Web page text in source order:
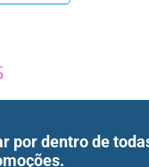
por dentro de